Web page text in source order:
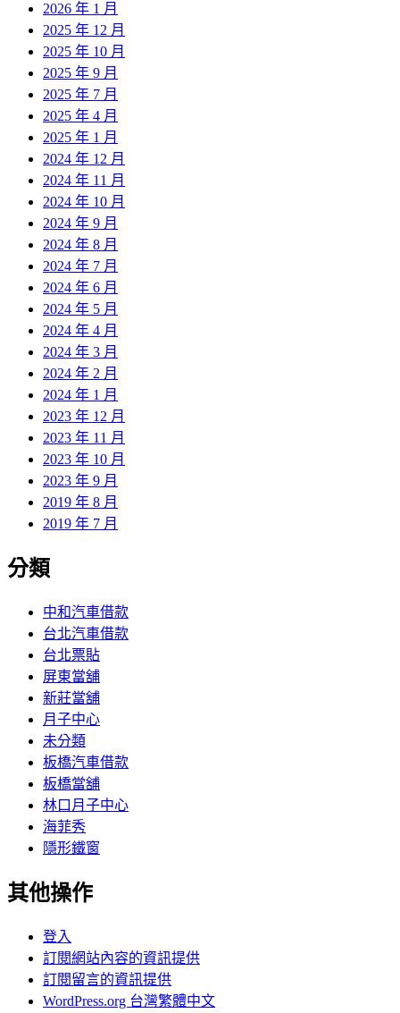
2026 年 1 月
2025 年 12 月
2025 年 10 月
2025 年 9 月
2025 年 7 月
2025 年 4 月
2025 年 1 月
2024 年 12 月
2024 年 11 月
2024 年 10 月
2024 年 9 月
2024 年 8 月
2024 年 7 月
2024 年 6 月
2024 年 5 月
2024 年 4 月
2024 年 3 月
2024 年 2 月
2024 年 1 月
2023 年 12 月
2023 年 11 月
2023 年 10 月
2023 年 9 月
2019 年 8 月
2019 年 7 月
分類
中和汽車借款
台北汽車借款
台北票貼
屏東當舖
新莊當舖
月子中心
未分類
板橋汽車借款
板橋當舖
林口月子中心
海菲秀
隱形鐵窗
其他操作
登入
訂閱網站內容的資訊提供
訂閱留言的資訊提供
WordPress.org 台灣繁體中文